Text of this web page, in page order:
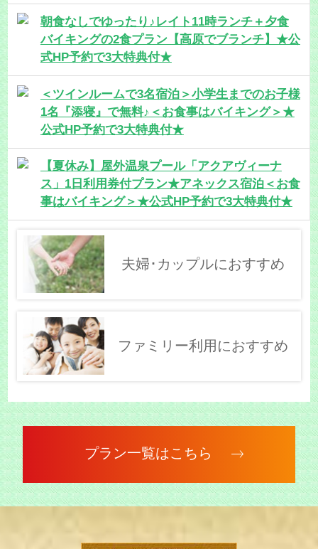
朝食なしでゆったり♪レイト11時ランチ＋夕食
バイキングの2食プラン【高原でブランチ】★公
式HP予約で3大特典付★
＜ツインルームで3名宿泊＞小学生までのお子様
1名『添寝』で無料♪＜お食事はバイキング＞★
公式HP予約で3大特典付★
【夏休み】屋外温泉プール「アクアヴィーナ
ス」1日利用券付プラン★アネックス宿泊＜お食
事はバイキング＞★公式HP予約で3大特典付★
夫婦･カップルにおすすめ
ファミリー利用におすすめ
プラン一覧はこちら